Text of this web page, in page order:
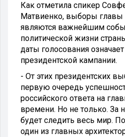
Как отметила спикер
Матвиенко, выборы главы
являются важнейшим
политической жизни
даты голосования
президентской кампании.
- От этих президентских
первую очередь
российского ответа на
времени. Но не только. За
будет следить весь мир.
один из главных